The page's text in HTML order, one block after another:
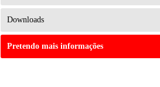
Downloads
Pretendo mais informações